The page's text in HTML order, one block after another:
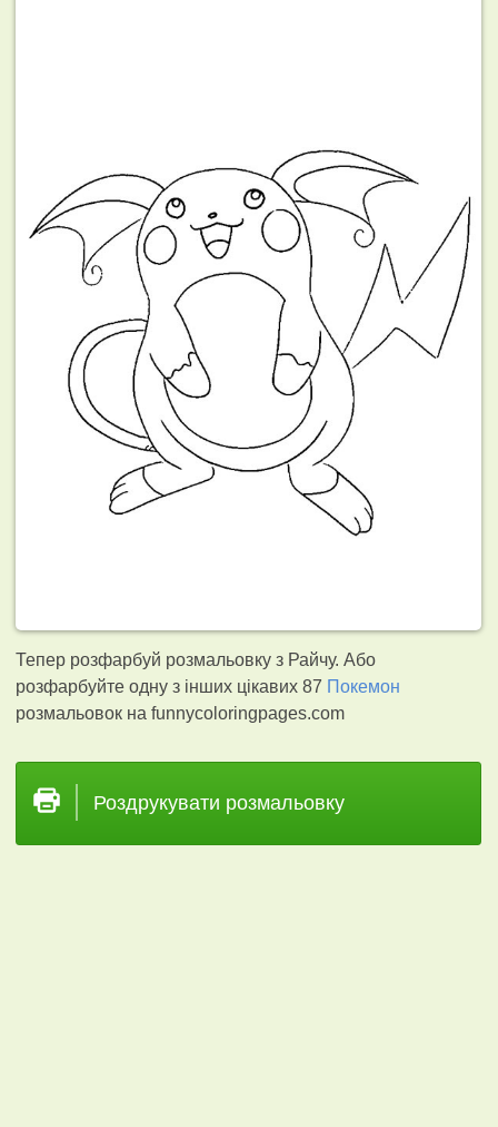
Тепер розфарбуй розмальовку з Райчу. Або
розфарбуйте одну з інших цікавих 87 Покемон
розмальовок на funnycoloringpages.com
Роздрукувати розмальовку